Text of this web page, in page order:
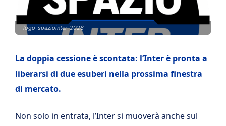
logo_spaziointer_2026
La doppia cessione è scontata: l’Inter è pronta a
liberarsi di due esuberi nella prossima finestra
di mercato.
Non solo in entrata, l’Inter si muoverà anche sul